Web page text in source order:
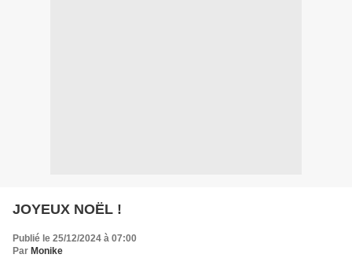
JOYEUX NOËL !
Publié le 25/12/2024 à 07:00
Par Monike